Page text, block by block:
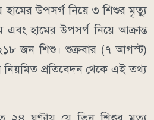
হামের উপসর্গ নিয়ে ৩ শিশুর মৃত্যু
হামের উপসর্গ নিয়ে আক্রান্ত
জন শিশু। শুক্রবার (৭ আগস্ট)
নিয়মিত প্রতিবেদন থেকে এই তথ্য